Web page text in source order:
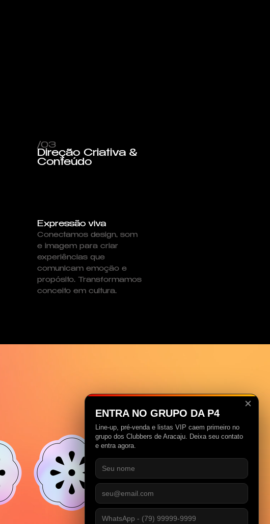
/03
Direção Criativa &
Conteúdo
Expressão viva
Conectamos design, som
e imagem para criar
experiências que
comunicam emoção e
propósito. Transformamos
conceito em cultura.
✕
ENTRA NO GRUPO DA P4
Line-up, pré-venda e listas VIP caem primeiro no
grupo dos Clubbers de Aracaju. Deixa seu contato
e entra agora.